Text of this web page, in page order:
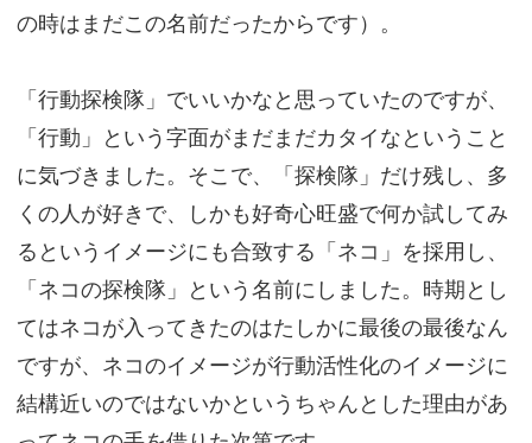
の時はまだこの名前だったからです）。
「行動探検隊」でいいかなと思っていたのですが、
「行動」という字面がまだまだカタイなということ
に気づきました。そこで、「探検隊」だけ残し、多
くの人が好きで、しかも好奇心旺盛で何か試してみ
るというイメージにも合致する「ネコ」を採用し、
「ネコの探検隊」という名前にしました。時期とし
てはネコが入ってきたのはたしかに最後の最後なん
ですが、ネコのイメージが行動活性化のイメージに
結構近いのではないかというちゃんとした理由があ